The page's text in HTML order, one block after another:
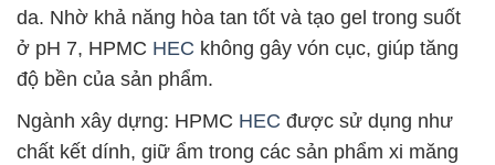
da. Nhờ khả năng hòa tan tốt và tạo gel trong suốt
ở pH 7, HPMC HEC không gây vón cục, giúp tăng
độ bền của sản phẩm.
Ngành xây dựng: HPMC HEC được sử dụng như
chất kết dính, giữ ẩm trong các sản phẩm xi măng